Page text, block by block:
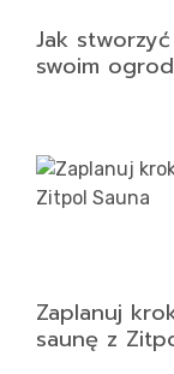
Jak
swoim
Zaplanuj
saunę z